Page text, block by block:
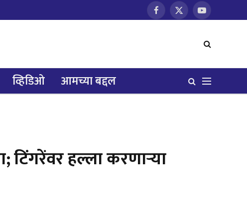
Facebook
X
YouTube
व्हिडिओ आमच्या बद्दल
टिंगरेंवर हल्ला करणार्‍या